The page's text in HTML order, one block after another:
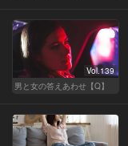
Vol.139
男と女の答えあわせ【Q】